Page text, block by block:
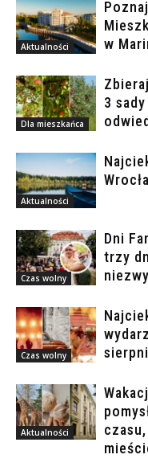
Aktualności
w
Dla mieszkańca
3
Aktualności
Czas wolny
Dni
trzy
Czas wolny
Aktualności